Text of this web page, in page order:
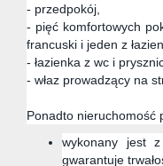
- przedpokój,
- pięć komfortowych
francuski i jeden z
- łazienka z wc i
- właz prowadzący na
Ponadto nieruchomość
wykonany jest
gwarantuje